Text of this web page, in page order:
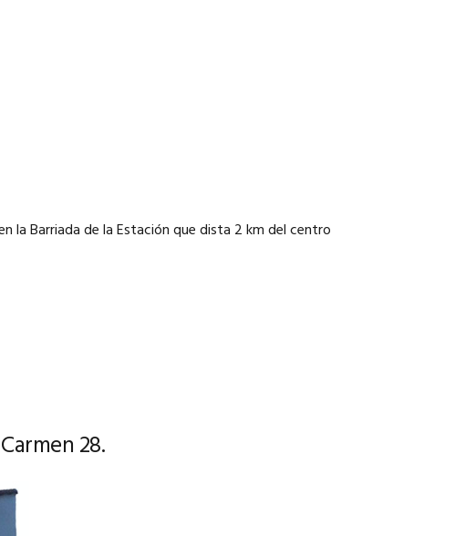
la Barriada de la Estación que dista 2 km del centro
28.